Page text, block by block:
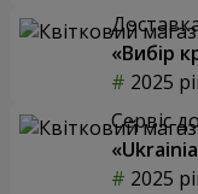
«Вибір
2025
Сервіс
2025